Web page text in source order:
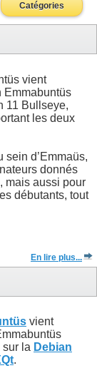
Catégories
vient
Emmabuntüs
11 Bullseye,
les deux
sein d’Emmaüs,
donnés
mais aussi pour
débutants, tout
En lire plus...
vient
sur la Debian
.